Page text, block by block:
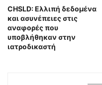
CHSLD: Ελλιπή δεδομένα
και ασυνέπειες στις
αναφορές που
υποβλήθηκαν στην
ιατροδικαστή